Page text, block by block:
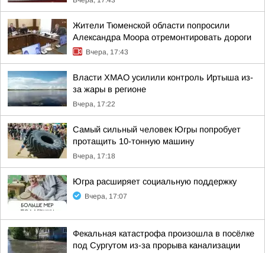
Жители Тюменской области попросили
Александра Моора отремонтировать дороги
Вчера, 17:43
Власти ХМАО усилили контроль Иртыша из-
за жары в регионе
Вчера, 17:22
Самый сильный человек Югры попробует
протащить 10-тонную машину
Вчера, 17:18
Югра расширяет социальную поддержку
Вчера, 17:07
Фекальная катастрофа произошла в посёлке
под Сургутом из-за прорыва канализации